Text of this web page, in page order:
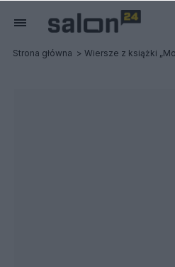
Strona główna Wiersze z książki